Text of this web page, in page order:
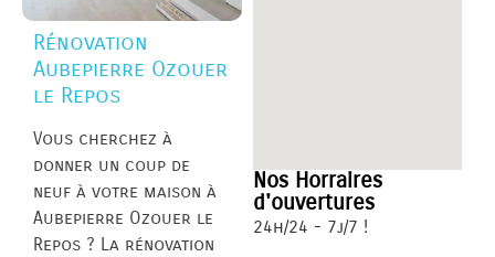
Rénovation
Aubepierre Ozouer
le Repos
Vous cherchez à
donner un coup de
neuf à votre maison à
Aubepierre Ozouer le
Repos ? La rénovation
Nos Horraires
d'ouvertures
24h/24 - 7j/7 !